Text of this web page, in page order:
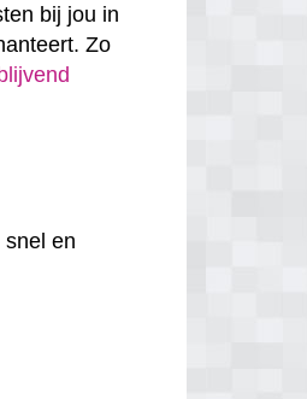
bij jou in
Zo
en